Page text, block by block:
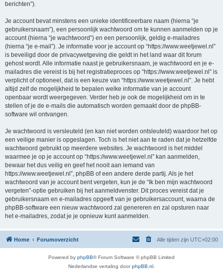
berichten”).
Je account bevat minstens een unieke identificeerbare naam (hierna “je
gebruikersnaam”), een persoonlijk wachtwoord om te kunnen aanmelden op je
account (hierna “je wachtwoord”) en een persoonlijk, geldig e-mailadres
(hierna “je e-mail”). Je informatie voor je account op “https://www.weetjewel.nl”
is beveiligd door de privacywetgeving die geldt in het land waar dit forum
gehost wordt. Alle informatie naast je gebruikersnaam, je wachtwoord en je e-
mailadres die vereist is bij het registratieproces op “https://www.weetjewel.nl” is
verplicht of optioneel, dat is een keuze van “https://www.weetjewel.nl”. Je hebt
altijd zelf de mogelijkheid te bepalen welke informatie van je account
openbaar wordt weergegeven. Verder heb je ook de mogelijkheid om in te
stellen of je de e-mails die automatisch worden gemaakt door de phpBB-
software wil ontvangen.
Je wachtwoord is versleuteld (en kan niet worden ontsleuteld) waardoor het op
een veilige manier is opgeslagen. Toch is het niet aan te raden dat je hetzelfde
wachtwoord gebruikt op meerdere websites. Je wachtwoord is het middel
waarmee je op je account op “https://www.weetjewel.nl” kan aanmelden,
bewaar het dus veilig en geef het nooit aan iemand van
https://www.weetjewel.nl”, phpBB of een andere derde partij. Als je het
wachtwoord van je account bent vergeten, kun je de “Ik ben mijn wachtwoord
vergeten”-optie gebruiken bij het aanmeldvenster. Dit proces vereist dat je
gebruikersnaam en e-mailadres opgeeft van je gebruikersaccount, waarna de
phpBB-software een nieuw wachtwoord zal genereren en zal opsturen naar
het e-mailadres, zodat je je opnieuw kunt aanmelden.
Home Forumoverzicht Alle tijden zijn UTC+02:00
Powered by phpBB® Forum Software © phpBB Limited
Nederlandse vertaling doorphpBB.nl